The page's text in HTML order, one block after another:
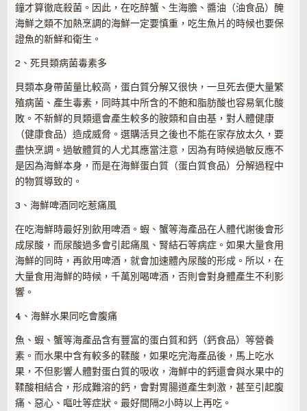
鐘才算徹底殺菌。因此，在吃醉蟹、生海膽、醬油（油食品）醃
海鮮之類不加熱烹調的海鮮一定要慎重，吃生魚片的時候也要保
證魚的新鮮和衛生。
2、死貝類病菌毒素多
貝類本身帶菌量比較高，蛋白質分解又很快，一旦死去便大量繁
殖病菌、產生毒素，同時其中所含的不飽和脂肪酸也容易氧化酸
敗。不新鮮的貝類還會產生較多的胺類和自由基，對人體健康
（健康食品）造成威脅。選購活貝之後也不能在家存放太久，要
盡快烹調。過敏體質的人尤其應當注意，因為有時候過敏反應不
是因為海鮮本身，而是在海鮮蛋白質（蛋白質食品）分解過程中
的物質導致的。
3、海鮮啤酒同吃惹痛風
在吃海鮮時最好別飲用啤酒。蝦、蟹等海產品在人體代謝後會形
成尿酸，而尿酸過多會引起痛風、腎結石等病症。如果大量食用
海鮮的同時，再飲用啤酒，就會加速體內尿酸的形成。所以，在
大量食用海鮮的時候，千萬別喝啤酒，否則會對身體產生不利影
響。
4、海鮮水果同吃會腹痛
魚、蝦、蟹等海產品含有豐富的蛋白質和鈣（鈣食品）等營養
素。而水果中含有較多的鞣酸，如果吃完海產品後，馬上吃水
果，不但影響人體對蛋白質的吸收，海鮮中的鈣還會與水果中的
鞣酸相結合，形成難溶的鈣，會對胃腸道產生刺激，甚至引起腹
痛、惡心、嘔吐等症狀。最好間隔2小時以上再吃。